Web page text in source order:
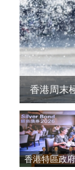
香港周末